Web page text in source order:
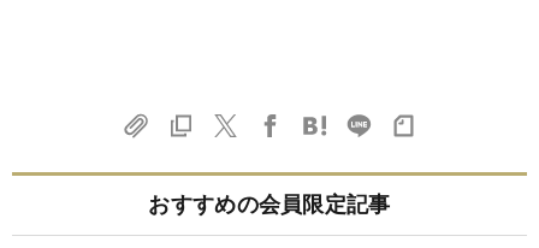
おすすめの会員限定記事